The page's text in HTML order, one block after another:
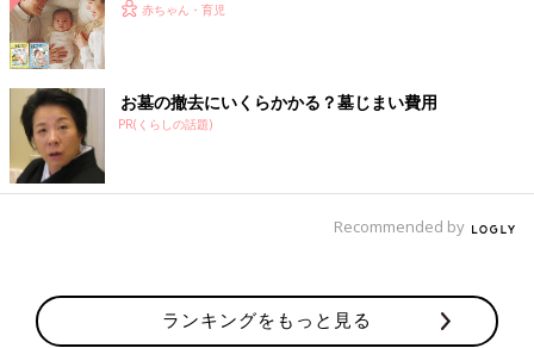
赤ちゃん・育児
お墓の撤去にいくらかかる？墓じまい費用
PR(くらしの話題)
Recommended by
ランキングをもっと見る